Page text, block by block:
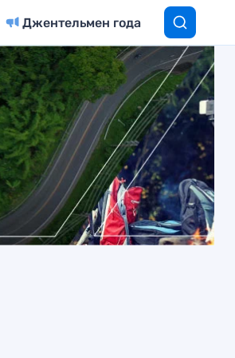
Джентельмен года